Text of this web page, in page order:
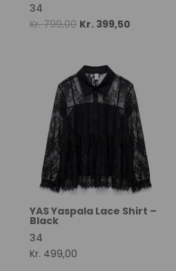
34
Kr.799,00 Original
Kr. 799,00.
Kr. 399,50
YAS Yaspala Lace Shirt –
Black
34
Kr. 499,00